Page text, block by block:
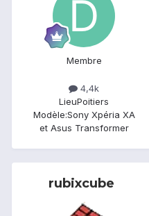
Membre
4,4k
LieuPoitiers
Modèle:Sony Xpéria XA
et Asus Transformer
rubixcube